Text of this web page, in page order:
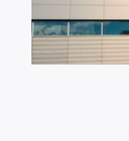
Ограничение